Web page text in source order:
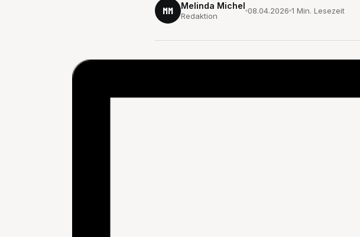
MM Melinda Michel
Redaktion
08.04.2026 1 Min. Lesezeit